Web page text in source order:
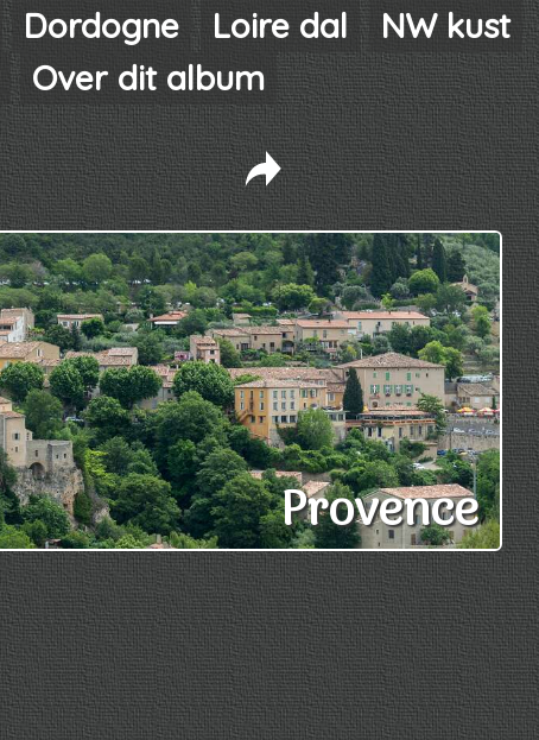
Dordogne Loire dal
NW kust
Over dit album
Provence